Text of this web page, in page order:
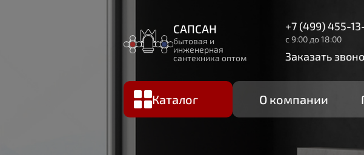
САПСАН
бытовая и
инженерная
сантехника оптом
+7 (499) 455-
с 9:00 до 18:00
Заказать
Каталог О компании